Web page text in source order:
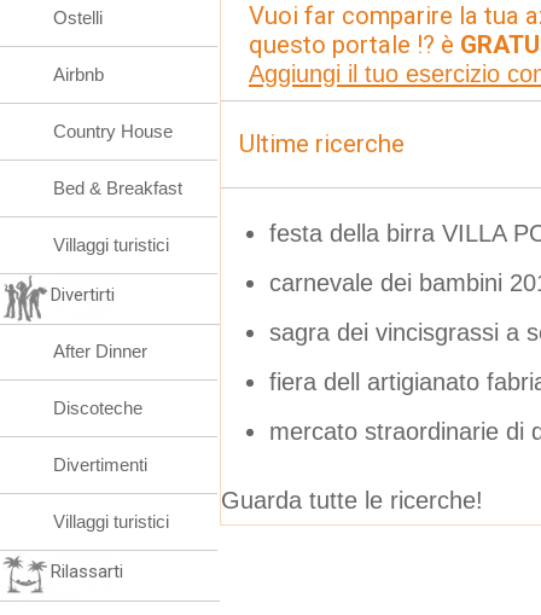
Vuoi far comparire la tua
questo portale !? è
Aggiungi il tuo esercizio
Ultime ricerche
festa della birra VILLA
carnevale dei bambini
sagra dei vincisgrassi a
fiera dell artigianato
mercato straordinarie di
Guarda tutte le ricerche!
Ostelli
Airbnb
Country House
Bed & Breakfast
Villaggi turistici
Divertirti
After Dinner
Discoteche
Divertimenti
Villaggi turistici
Rilassarti